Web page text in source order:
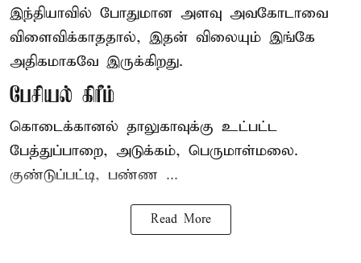
இந்தியாவில் போதுமான அளவு அவகோடாவை
விளைவிக்காததால், இதன் விலையும் இங்கே
அதிகமாகவே இருக்கிறது.
பேசியல் கிரீம்
கொடைக்கானல் தாலுகாவுக்கு உட்பட்ட
பேத்துப்பாறை, அடுக்கம், பெருமாள்மலை.
குண்டுப்பட்டி, பண்ண ...
Read More